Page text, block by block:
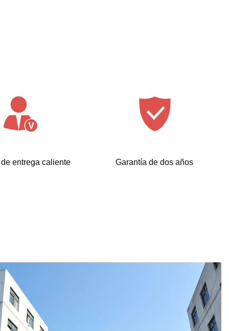
entrega caliente Garantía de dos años